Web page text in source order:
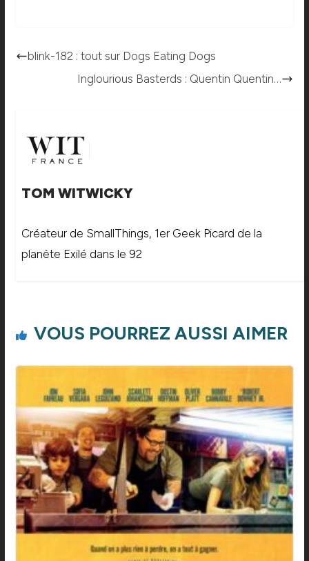
blink-182 : tout sur Dogs Eating Dogs
Inglourious Basterds : Quentin Quentin…
TOM WITWICKY
Créateur de SmallThings, 1er Geek Picard de la
planète Exilé dans le 92
VOUS POURREZ AUSSI AIMER